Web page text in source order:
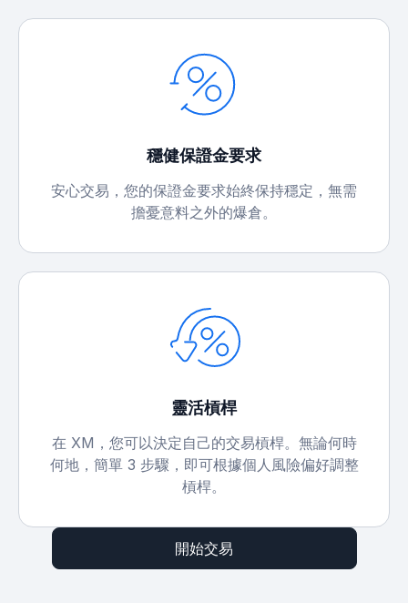
穩健保證金要求
安心交易，您的保證金要求始終保持穩定，無需
擔憂意料之外的爆倉。
靈活槓桿
在 XM，您可以決定自己的交易槓桿。無論何時
何地，簡單 3 步驟，即可根據個人風險偏好調整
槓桿。
開始交易